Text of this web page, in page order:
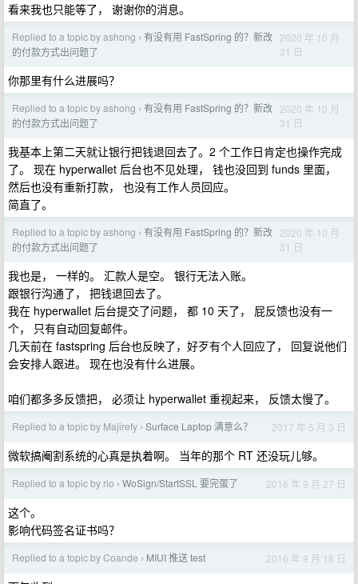
看来我也只能等了， 谢谢你的消息。
Replied to a topic by ashong › 有没有用 FastSpring 的？新改
的付款方式出问题了
2020 年 10 月
31 日
你那里有什么进展吗？
Replied to a topic by ashong › 有没有用 FastSpring 的？新改
的付款方式出问题了
2020 年 10 月
31 日
我基本上第二天就让银行把钱退回去了。2 个工作日肯定也操作完成
了。 现在 hyperwallet 后台也不见处理， 钱也没回到 funds 里面，
然后也没有重新打款， 也没有工作人员回应。
简直了。
Replied to a topic by ashong › 有没有用 FastSpring 的？新改
的付款方式出问题了
2020 年 10 月
31 日
我也是， 一样的。 汇款人是空。 银行无法入账。
跟银行沟通了， 把钱退回去了。
我在 hyperwallet 后台提交了问题， 都 10 天了， 屁反馈也没有一
个， 只有自动回复邮件。
几天前在 fastspring 后台也反映了，好歹有个人回应了， 回复说他们
会安排人跟进。 现在也没有什么进展。
咱们都多多反馈把， 必须让 hyperwallet 重视起来， 反馈太慢了。
Replied to a topic by Majirefy › Surface Laptop 满意么？ 2017 年 5 月 3 日
微软搞阉割系统的心真是执着啊。 当年的那个 RT 还没玩儿够。
Replied to a topic by rio › WoSign/StartSSL 要完蛋了 2016 年 9 月 27 日
这个。
影响代码签名证书吗？
Replied to a topic by Coande › MIUI 推送 test 2016 年 9 月 18 日